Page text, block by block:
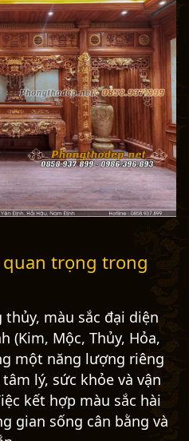
quan trọng trong
màu sắc đại diện
(Kim, Mộc, Thủy, Hỏa,
một năng lượng riêng
lý, sức khỏe và vận
kết hợp màu sắc hài
gian sống cân bằng và